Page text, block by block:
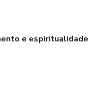
e espiritualidade